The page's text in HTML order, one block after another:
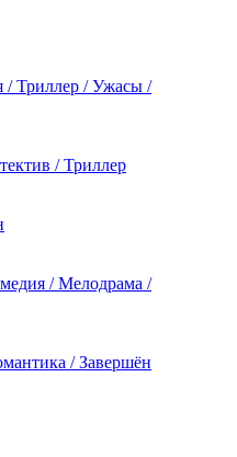
Триллер / Ужасы /
/ Триллер
/ Мелодрама /
/ Завершён